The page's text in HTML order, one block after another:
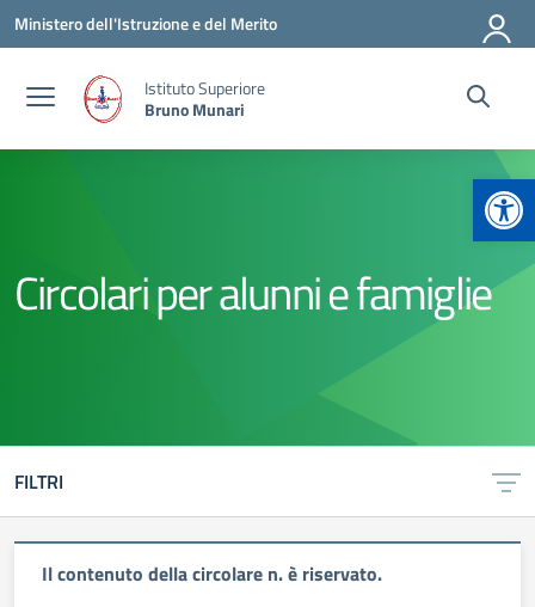
Vai ai contenuti
Vai al menu di navigazione
Vai al footer
Ministero dell'Istruzione e del Merito
Istituto Superiore
Bruno Munari
Circolari per alunni e famiglie
FILTRI
Il contenuto della circolare n. è riservato.